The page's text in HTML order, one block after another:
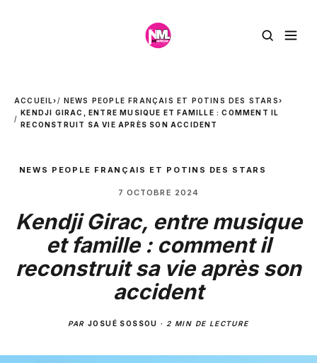
ACCUEIL› NEWS PEOPLE FRANÇAIS ET POTINS DES STARS›
KENDJI GIRAC, ENTRE MUSIQUE ET FAMILLE : COMMENT IL
RECONSTRUIT SA VIE APRÈS SON ACCIDENT
NEWS PEOPLE FRANÇAIS ET POTINS DES STARS
7 OCTOBRE 2024
Kendji Girac, entre musique
et famille : comment il
reconstruit sa vie après son
accident
PARJOSUÉ SOSSOU · 2 MIN DE LECTURE